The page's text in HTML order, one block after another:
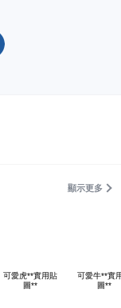
顯示更多
可愛虎**實用貼
圖**
可愛牛**實
圖**